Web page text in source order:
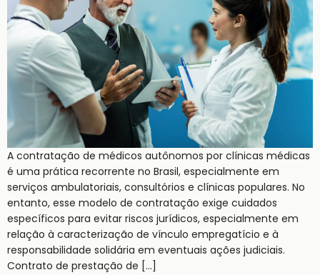
A contratação de médicos autônomos por clínicas médicas
é uma prática recorrente no Brasil, especialmente em
serviços ambulatoriais, consultórios e clínicas populares. No
entanto, esse modelo de contratação exige cuidados
específicos para evitar riscos jurídicos, especialmente em
relação à caracterização de vínculo empregatício e à
responsabilidade solidária em eventuais ações judiciais.
Contrato de prestação de […]